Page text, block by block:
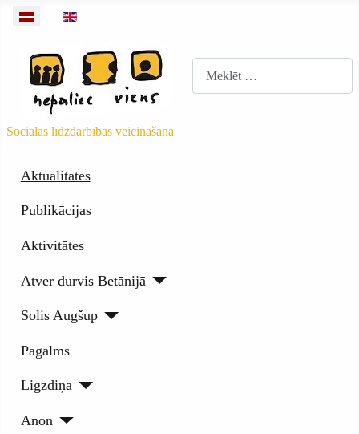
Izvēlieties valodu
Sociālās līdzdarbības veicināšana
Aktualitātes
Publikācijas
Aktivitātes
Atver durvis Betānijā
Solis Augšup
Pagalms
Ligzdiņa
Anon